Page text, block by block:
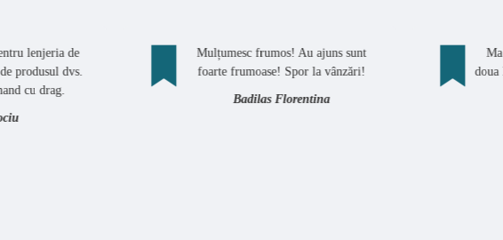
Mulțumesc frumos! Au ajuns sunt
foarte frumoase! Spor la vânzări!
Ma bucur sa plasez o
doua lenjerii simple
fel ca si pana